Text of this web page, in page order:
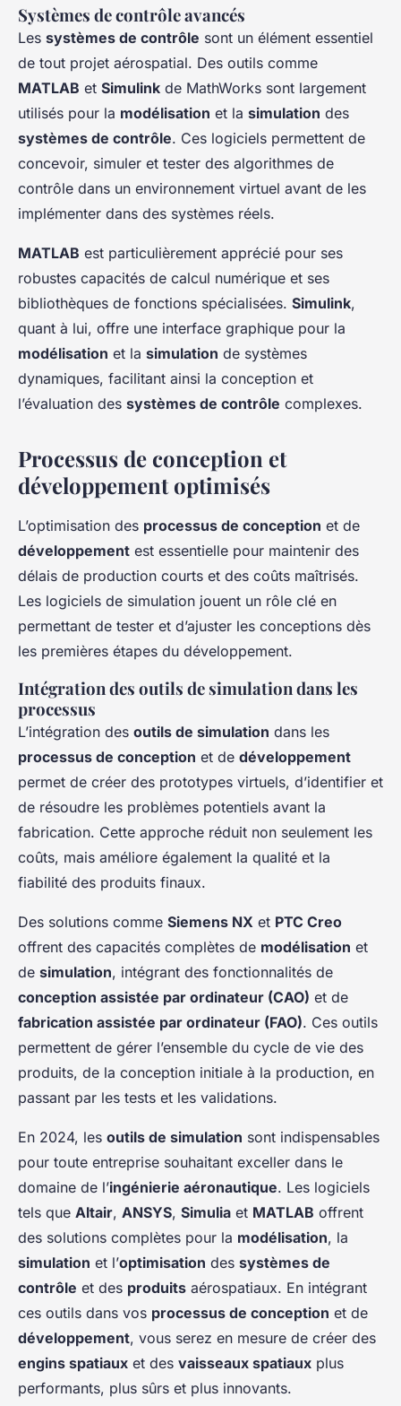
Systèmes de contrôle avancés
Les systèmes de contrôle sont un élément essentiel
de tout projet aérospatial. Des outils comme
MATLAB et Simulink de MathWorks sont largement
utilisés pour la modélisation et la simulation des
systèmes de contrôle. Ces logiciels permettent de
concevoir, simuler et tester des algorithmes de
contrôle dans un environnement virtuel avant de les
implémenter dans des systèmes réels.
MATLAB est particulièrement apprécié pour ses
robustes capacités de calcul numérique et ses
bibliothèques de fonctions spécialisées. Simulink,
quant à lui, offre une interface graphique pour la
modélisation et la simulation de systèmes
dynamiques, facilitant ainsi la conception et
l’évaluation des systèmes de contrôle complexes.
Processus de conception et
développement optimisés
L’optimisation des processus de conception et de
développement est essentielle pour maintenir des
délais de production courts et des coûts maîtrisés.
Les logiciels de simulation jouent un rôle clé en
permettant de tester et d’ajuster les conceptions dès
les premières étapes du développement.
Intégration des outils de simulation dans les
processus
L’intégration des outils de simulation dans les
processus de conception et de développement
permet de créer des prototypes virtuels, d’identifier et
de résoudre les problèmes potentiels avant la
fabrication. Cette approche réduit non seulement les
coûts, mais améliore également la qualité et la
fiabilité des produits finaux.
Des solutions comme Siemens NX et PTC Creo
offrent des capacités complètes de modélisation et
de simulation, intégrant des fonctionnalités de
conception assistée par ordinateur (CAO) et de
fabrication assistée par ordinateur (FAO). Ces outils
permettent de gérer l’ensemble du cycle de vie des
produits, de la conception initiale à la production, en
passant par les tests et les validations.
En 2024, les outils de simulation sont indispensables
pour toute entreprise souhaitant exceller dans le
domaine de l’ingénierie aéronautique. Les logiciels
tels que Altair, ANSYS, Simulia et MATLAB offrent
des solutions complètes pour la modélisation, la
simulation et l’optimisation des systèmes de
contrôle et des produits aérospatiaux. En intégrant
ces outils dans vos processus de conception et de
développement, vous serez en mesure de créer des
engins spatiaux et des vaisseaux spatiaux plus
performants, plus sûrs et plus innovants.